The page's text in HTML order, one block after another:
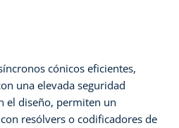
cónicos eficientes,
una elevada seguridad
el diseño, permiten un
resólvers o codificadores de